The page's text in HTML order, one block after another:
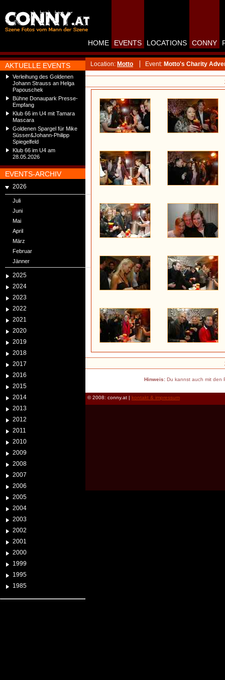
AKTUELLE EVENTS
Verleihung des Goldenen
Johann Strauss an Helga
Papouschek
Bühne Donaupark Presse-
Empfang
Klub 66 im U4 mit Tamara
Mascara
Goldenen Spargel für Mike
Süsser&Johann-Philipp
Spiegelfeld
Klub 66 im U4 am
28.05.2026
EVENTS-ARCHIV
2026
Juli
Juni
Mai
April
März
Februar
Jänner
2025
2024
2023
2022
2021
2020
2019
2018
2017
2016
2015
2014
2013
2012
2011
2010
2009
2008
2007
2006
2005
2004
2003
2002
2001
2000
1999
1995
1985
HOME EVENTS LOCATIONS CONNY
Location: Motto Event: Motto's Charity
Hinweis:Du kannst auch mit den
© 2008: conny.at | kontakt & impressum